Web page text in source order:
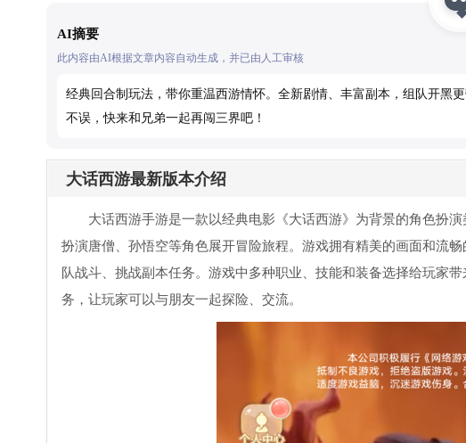
AI摘要
此内容由AI根据文章内容自动生成，并已由人工审核
经典回合制玩法，带你重温西游情怀。全新剧情、丰富副本，组队开黑
不误，快来和兄弟一起再闯三界吧！
大话西游最新版本介绍
大话西游手游是一款以经典电影《大话西游》为背景的角色扮
扮演唐僧、孙悟空等角色展开冒险旅程。游戏拥有精美的画面和流
队战斗、挑战副本任务。游戏中多种职业、技能和装备选择给玩家
务，让玩家可以与朋友一起探险、交流。